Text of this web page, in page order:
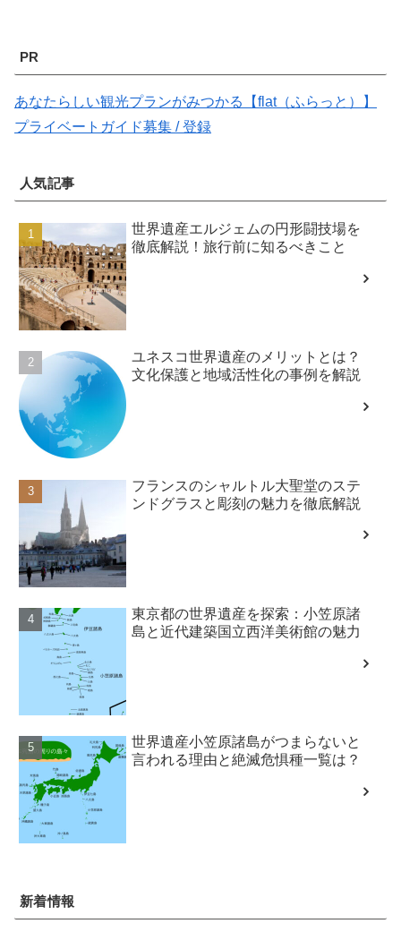
PR
あなたらしい観光プランがみつかる【flat（ふらっと）】
プライベートガイド募集 / 登録
人気記事
世界遺産エルジェムの円形闘技場を
徹底解説！旅行前に知るべきこと
ユネスコ世界遺産のメリットとは？
文化保護と地域活性化の事例を解説
フランスのシャルトル大聖堂のステ
ンドグラスと彫刻の魅力を徹底解説
東京都の世界遺産を探索：小笠原諸
島と近代建築国立西洋美術館の魅力
世界遺産小笠原諸島がつまらないと
言われる理由と絶滅危惧種一覧は？
新着情報